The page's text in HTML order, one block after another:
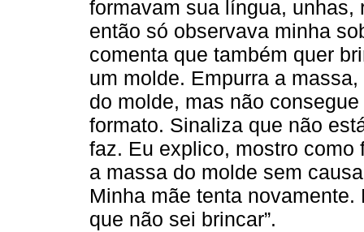
formavam sua língua, unhas,
então só observava minha
comenta que também quer
um molde. Empurra a
do molde, mas não
formato. Sinaliza que não
faz. Eu explico, mostro como
a massa do molde sem
Minha mãe tenta
que não sei brincar”.